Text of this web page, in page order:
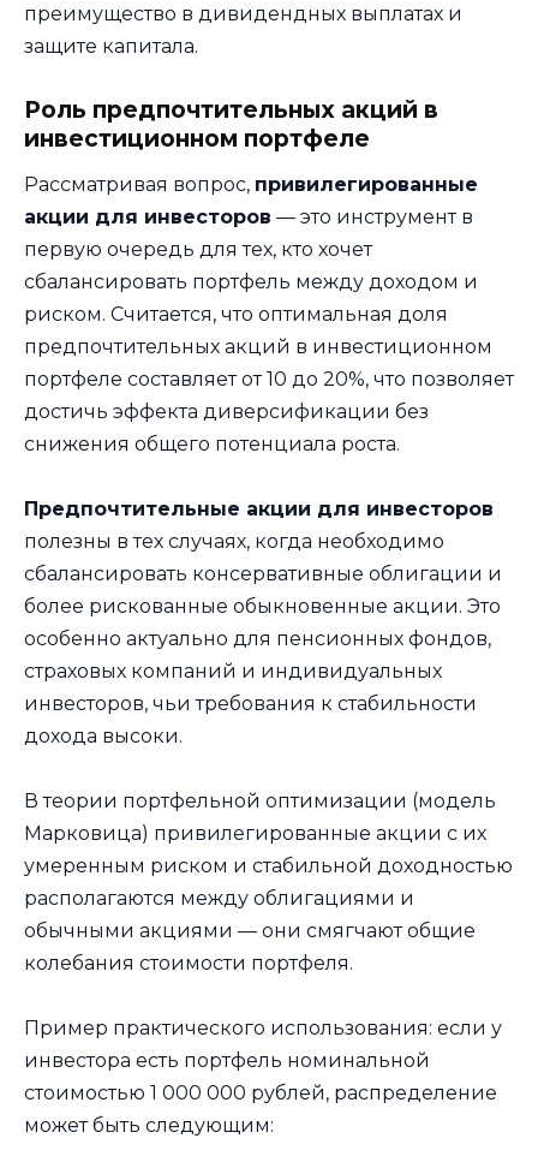
преимущество в дивидендных выплатах и
защите капитала.
Роль предпочтительных акций в
инвестиционном портфеле
Рассматривая вопрос, привилегированные
акции для инвесторов — это инструмент в
первую очередь для тех, кто хочет
сбалансировать портфель между доходом и
риском. Считается, что оптимальная доля
предпочтительных акций в инвестиционном
портфеле составляет от 10 до 20%, что позволяет
достичь эффекта диверсификации без
снижения общего потенциала роста.
Предпочтительные акции для инвесторов
полезны в тех случаях, когда необходимо
сбалансировать консервативные облигации и
более рискованные обыкновенные акции. Это
особенно актуально для пенсионных фондов,
страховых компаний и индивидуальных
инвесторов, чьи требования к стабильности
дохода высоки.
В теории портфельной оптимизации (модель
Марковица) привилегированные акции с их
умеренным риском и стабильной доходностью
располагаются между облигациями и
обычными акциями — они смягчают общие
колебания стоимости портфеля.
Пример практического использования: если у
инвестора есть портфель номинальной
стоимостью 1 000 000 рублей, распределение
может быть следующим: